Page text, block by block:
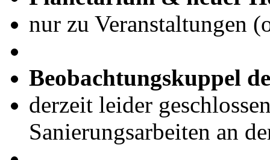
nur zu Veranstaltungen
Beobachtungskuppel
derzeit leider
Sanierungsarbeiten an